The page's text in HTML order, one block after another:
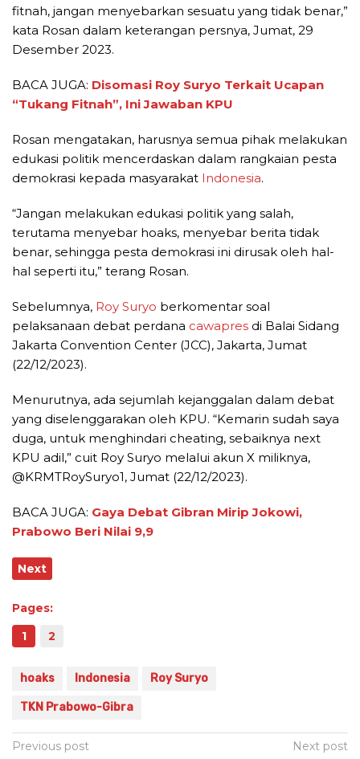
fitnah, jangan menyebarkan sesuatu yang tidak benar,”
kata Rosan dalam keterangan persnya, Jumat, 29
Desember 2023.
BACA JUGA: Disomasi Roy Suryo Terkait Ucapan
“Tukang Fitnah”, Ini Jawaban KPU
Rosan mengatakan, harusnya semua pihak melakukan
edukasi politik mencerdaskan dalam rangkaian pesta
demokrasi kepada masyarakat Indonesia.
“Jangan melakukan edukasi politik yang salah,
terutama menyebar hoaks, menyebar berita tidak
benar, sehingga pesta demokrasi ini dirusak oleh hal-
hal seperti itu,” terang Rosan.
Sebelumnya, Roy Suryo berkomentar soal
pelaksanaan debat perdana cawapres di Balai Sidang
Jakarta Convention Center (JCC), Jakarta, Jumat
(22/12/2023).
Menurutnya, ada sejumlah kejanggalan dalam debat
yang diselenggarakan oleh KPU. “Kemarin sudah saya
duga, untuk menghindari cheating, sebaiknya next
KPU adil,” cuit Roy Suryo melalui akun X miliknya,
@KRMTRoySuryo1, Jumat (22/12/2023).
BACA JUGA: Gaya Debat Gibran Mirip Jokowi,
Prabowo Beri Nilai 9,9
Next
Pages:
1
2
hoaks Indonesia Roy Suryo
TKN Prabowo-Gibra
Post
Previous post
Next post